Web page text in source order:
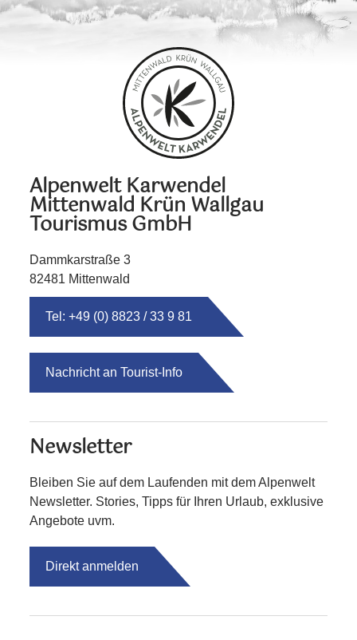
Alpenwelt Karwendel
Mittenwald Krün Wallgau
Tourismus GmbH
Dammkarstraße 3
82481 Mittenwald
Tel: +49 (0) 8823 / 33 9 81
Nachricht an Tourist-Info
Newsletter
Bleiben Sie auf dem Laufenden mit dem Alpenwelt
Newsletter. Stories, Tipps für Ihren Urlaub, exklusive
Angebote uvm.
Direkt anmelden